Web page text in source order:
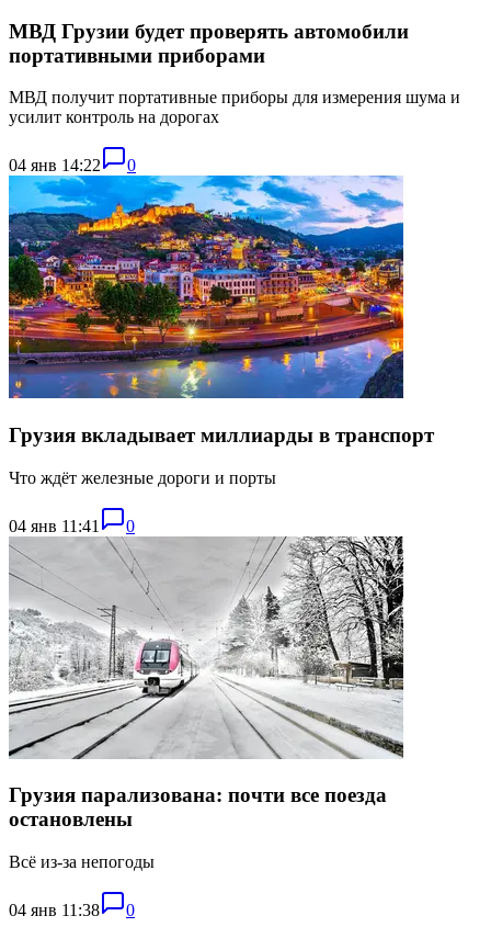
МВД Грузии будет проверять автомобили
портативными приборами
МВД получит портативные приборы для измерения шума и
усилит контроль на дорогах
04 янв 14:22 0
Грузия вкладывает миллиарды в транспорт
Что ждёт железные дороги и порты
04 янв 11:41 0
Грузия парализована: почти все поезда
остановлены
Всё из-за непогоды
04 янв 11:38 0